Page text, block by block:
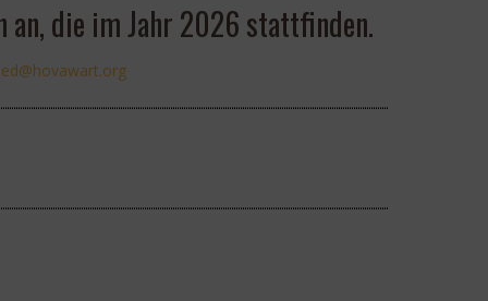
an, die im Jahr 2026 stattfinden.
gro.t
rawav
oh@de